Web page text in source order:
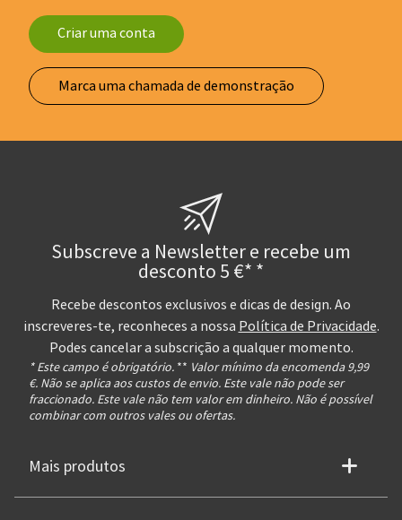
Criar uma conta
Marca uma chamada de demonstração
Subscreve a Newsletter e recebe um
desconto 5 €* *
Recebe descontos exclusivos e dicas de design. Ao
inscreveres-te, reconheces a nossa Política de Privacidade.
Podes cancelar a subscrição a qualquer momento.
* Este campo é obrigatório. ** Valor mínimo da encomenda 9,99
€. Não se aplica aos custos de envio. Este vale não pode ser
fraccionado. Este vale não tem valor em dinheiro. Não é possível
combinar com outros vales ou ofertas.
Mais produtos